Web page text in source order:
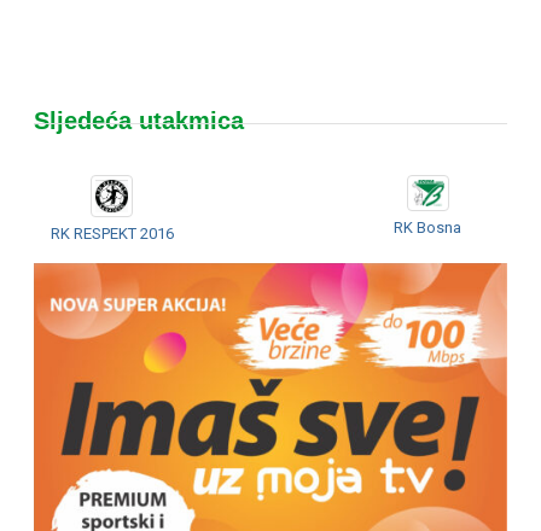
Sljedeća utakmica
RK RESPEKT 2016 RK Bosna